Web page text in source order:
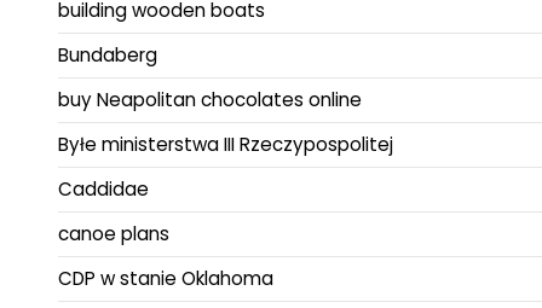
building wooden boats
Bundaberg
buy Neapolitan chocolates online
Byłe ministerstwa III Rzeczypospolitej
Caddidae
canoe plans
CDP w stanie Oklahoma